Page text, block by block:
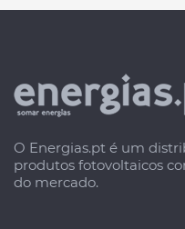
O Energias.pt é um
produtos fotovoltaicos
do mercado.